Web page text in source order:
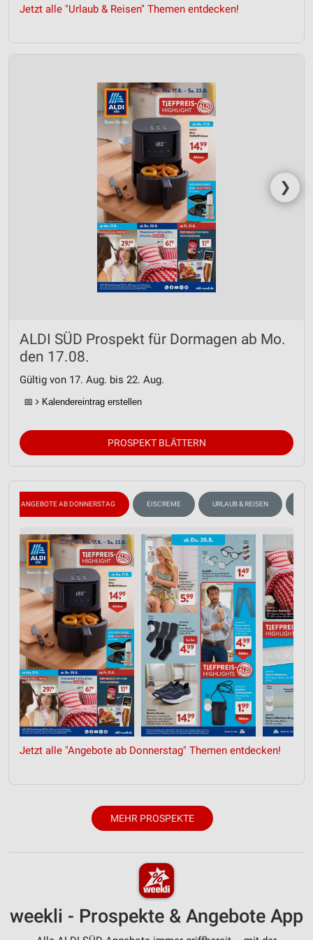
Jetzt alle "Urlaub & Reisen" Themen entdecken!
❯
ALDI SÜD Prospekt für Dormagen ab Mo.
den 17.08.
Gültig von 17. Aug. bis 22. Aug.
📅 Kalendereintrag erstellen
PROSPEKT BLÄTTERN
ANGEBOTE AB DONNERSTAG EISCREME URLAUB & REISEN
Jetzt alle "Angebote ab Donnerstag" Themen entdecken!
MEHR PROSPEKTE
weekli - Prospekte & Angebote App